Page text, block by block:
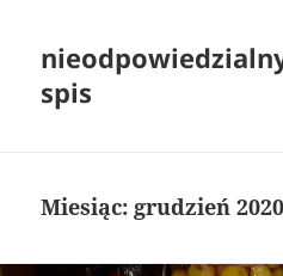
spis
Miesiąc: grudzień 2020